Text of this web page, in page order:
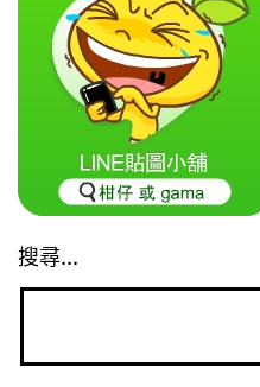
搜尋...